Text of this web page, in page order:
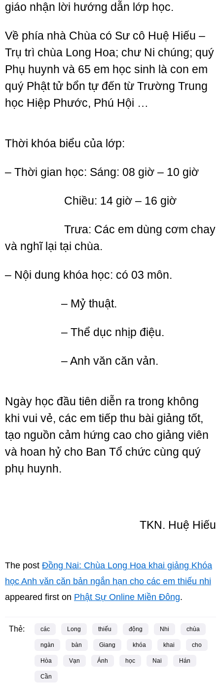
giáo nhận lời hướng dẫn lớp học.
Về phía nhà Chùa có Sư cô Huệ Hiếu –
Trụ trì chùa Long Hoa; chư Ni chúng; quý
Phụ huynh và 65 em học sinh là con em
quý Phật tử bổn tự đến từ Trường Trung
học Hiệp Phước, Phú Hội …
Thời khóa biểu của lớp:
– Thời gian học: Sáng: 08 giờ – 10 giờ
Chiều: 14 giờ – 16 giờ
Trưa: Các em dùng cơm chay
và nghĩ lại tại chùa.
– Nội dung khóa học: có 03 môn.
– Mỷ thuật.
– Thể dục nhịp điệu.
– Anh văn căn vản.
Ngày học đầu tiên diễn ra trong không
khi vui vẻ, các em tiếp thu bài giảng tốt,
tạo nguồn cảm hứng cao cho giảng viên
và hoan hỷ cho Ban Tổ chức cùng quý
phụ huynh.
TKN. Huệ Hiếu
The post Đồng Nai: Chùa Long Hoa khai giảng Khóa
học Anh văn căn bản ngắn hạn cho các em thiếu nhi
appeared first on Phật Sự Online Miền Đông.
Thẻ: các Long thiếu động Nhi chùa
ngàn bàn Giang khóa khai cho
Hòa Vạn Ánh học Nai Hán
Cần